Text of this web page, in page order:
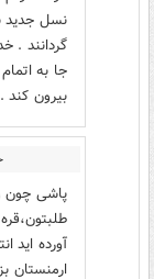
نسل جدید
گردانند .
جا به
بیرون کند .
پاشی چون
آورده اید
ارمنستان